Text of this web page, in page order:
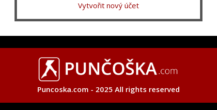
Vytvořit nový účet
Puncoska.com - 2025 All rights reserved